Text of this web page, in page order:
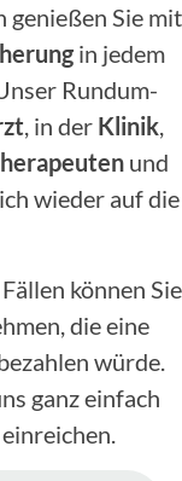
genießen Sie mit
in jedem
Rundum-
, in der Klinik,
und
wieder auf die
können Sie
die eine
würde.
ganz einfach